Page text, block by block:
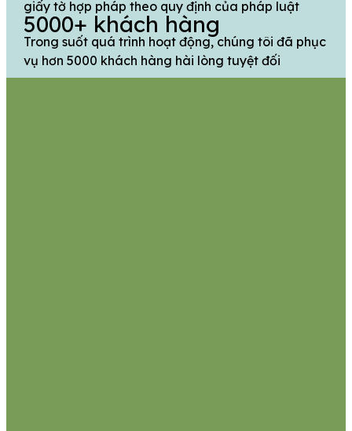
giấy tờ hợp pháp theo quy định của pháp luật
5000+ khách hàng
Trong suốt quá trình hoạt động, chúng tôi đã phục
vụ hơn 5000 khách hàng hài lòng tuyệt đối